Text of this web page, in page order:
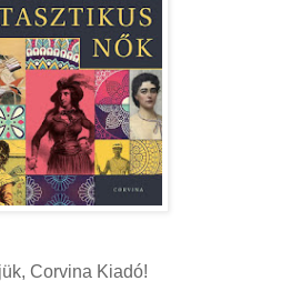
Corvina Kiadó!